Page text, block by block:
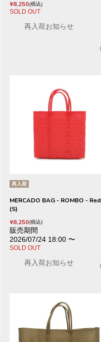
¥8,250 税込
SOLD OUT
再入荷お知らせ
再入荷
MERCADO BAG - ROMBO - Red
(S)
¥8,250 税込
販売期間
2026/07/24 18:00 〜
SOLD OUT
再入荷お知らせ